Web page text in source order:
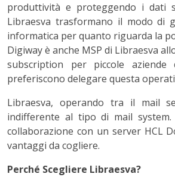
produttività e proteggendo i dati
Libraesva trasformano il modo di
informatica per quanto riguarda la
Digiway è anche MSP di Libraesva
subscription per piccole
preferiscono delegare questa
Libraesva, operando tra il mail
indifferente al tipo di mail
collaborazione con un server HCL
vantaggi da cogliere.
Perché Scegliere Libraesva?